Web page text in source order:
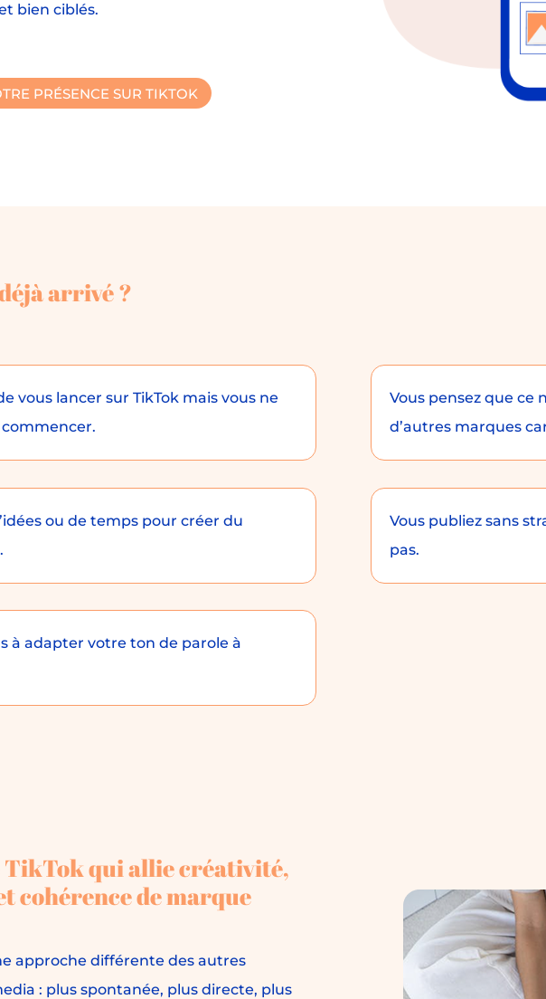
bien ciblés.
PRÉSENCE SUR TIKTOK
arrivé ?
vous lancer sur TikTok mais vous ne
commencer.
ou de temps pour créer du
à adapter votre ton de parole à
Vous pensez que ce
d’autres marques
Vous publiez sans
pas.
TikTok qui allie créativité,
cohérence de marque
approche différente des autres
: plus spontanée, plus directe, plus